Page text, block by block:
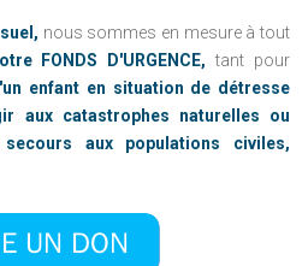
nous sommes en mesure à tout
FONDS D'URGENCE,tant pour
enfant en situation de détresse
aux catastrophes naturelles ou
aux populations civiles,